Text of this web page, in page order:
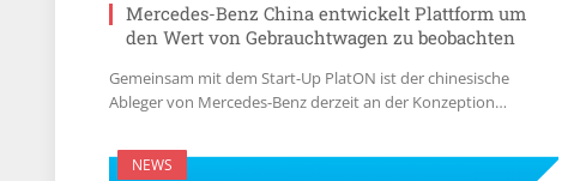
Mercedes-Benz China entwickelt Plattform um
den Wert von Gebrauchtwagen zu beobachten
Gemeinsam mit dem Start-Up PlatON ist der chinesische
Ableger von Mercedes-Benz derzeit an der Konzeption…
NEWS